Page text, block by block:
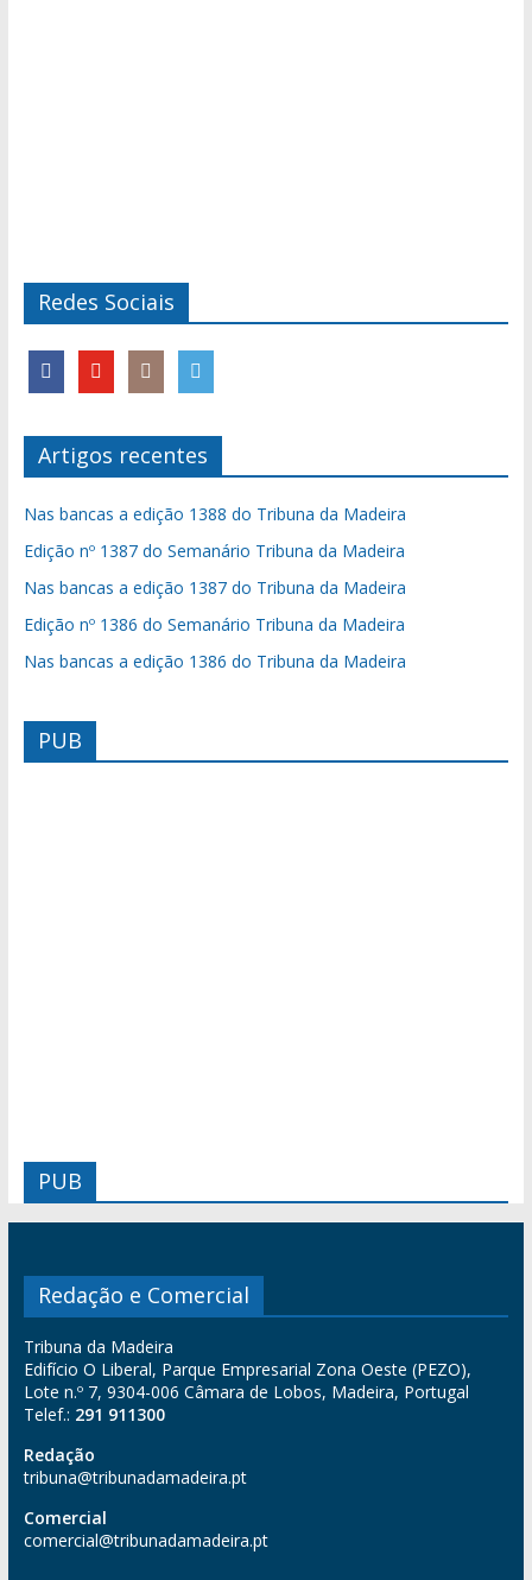
Redes Sociais
Artigos recentes
Nas bancas a edição 1388 do Tribuna da Madeira
Edição nº 1387 do Semanário Tribuna da Madeira
Nas bancas a edição 1387 do Tribuna da Madeira
Edição nº 1386 do Semanário Tribuna da Madeira
Nas bancas a edição 1386 do Tribuna da Madeira
PUB
PUB
Redação e Comercial
Tribuna da Madeira
Edifício O Liberal, Parque Empresarial Zona Oeste (PEZO),
Lote n.º 7, 9304-006 Câmara de Lobos, Madeira, Portugal
Telef.: 291 911300
Redação
tribuna@tribunadamadeira.pt
Comercial
comercial@tribunadamadeira.pt